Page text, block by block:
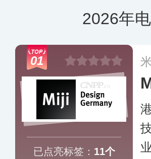
2026年
01
已点亮标签： 11个